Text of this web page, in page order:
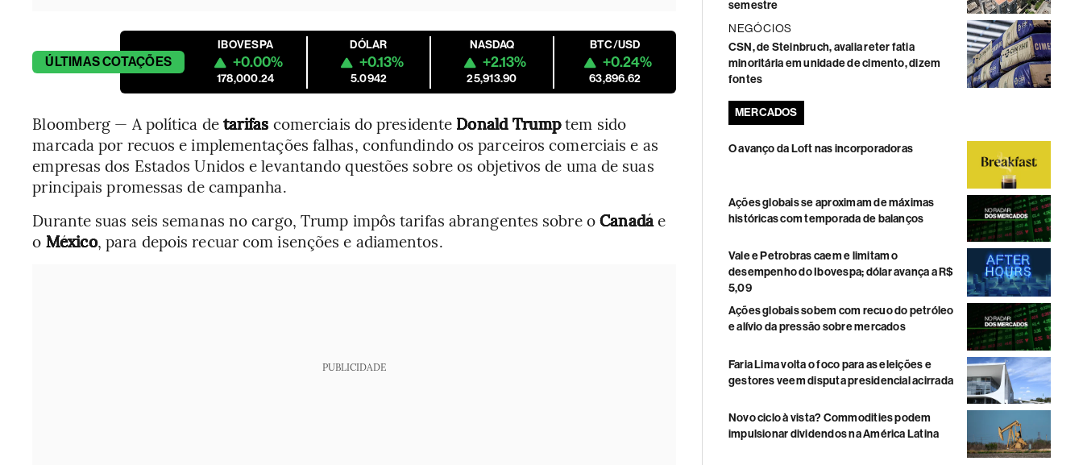
ÚLTIMASCOTAÇÕES
IBOVESPA
+0.00%
178,000.24
DÓLAR
+0.13%
5.0942
NASDAQ
+2.13%
25,913.90
BTC/USD
+0.24%
63,896.62
Bloomberg — A política detarifas comerciais do presidente Donald Trumptem sido
marcada por recuos e implementações falhas, confundindo os parceiros comerciais e as
empresas dos Estados Unidos e levantando questões sobre os objetivos de uma de suas
principais promessas de campanha.
Durante suas seis semanas no cargo, Trump impôs tarifas abrangentes sobre oCanadáe
o México, para depois recuar com isenções e adiamentos.
PUBLICIDADE
semestre
NEGÓCIOS
CSN, de Steinbruch, avalia reter fatia
minoritária em unidade de cimento, dizem
fontes
MERCADOS
O avanço da Loft nas incorporadoras
Ações globais se aproximam de máximas
históricas com temporada de balanços
Vale e Petrobras caem e limitam o
desempenho do Ibovespa; dólar avança a R$
5,09
Ações globais sobem com recuo do petróleo
e alívio da pressão sobre mercados
Faria Lima volta o foco para as eleições e
gestores veem disputa presidencial acirrada
Novo ciclo à vista? Commodities podem
impulsionar dividendos na América Latina